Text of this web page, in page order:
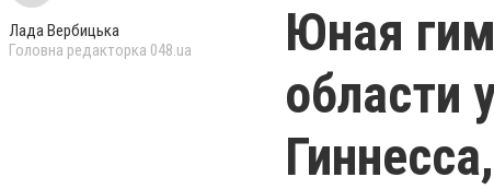
Лада Вербицька
Головна редакторка 048.ua
Юная
области